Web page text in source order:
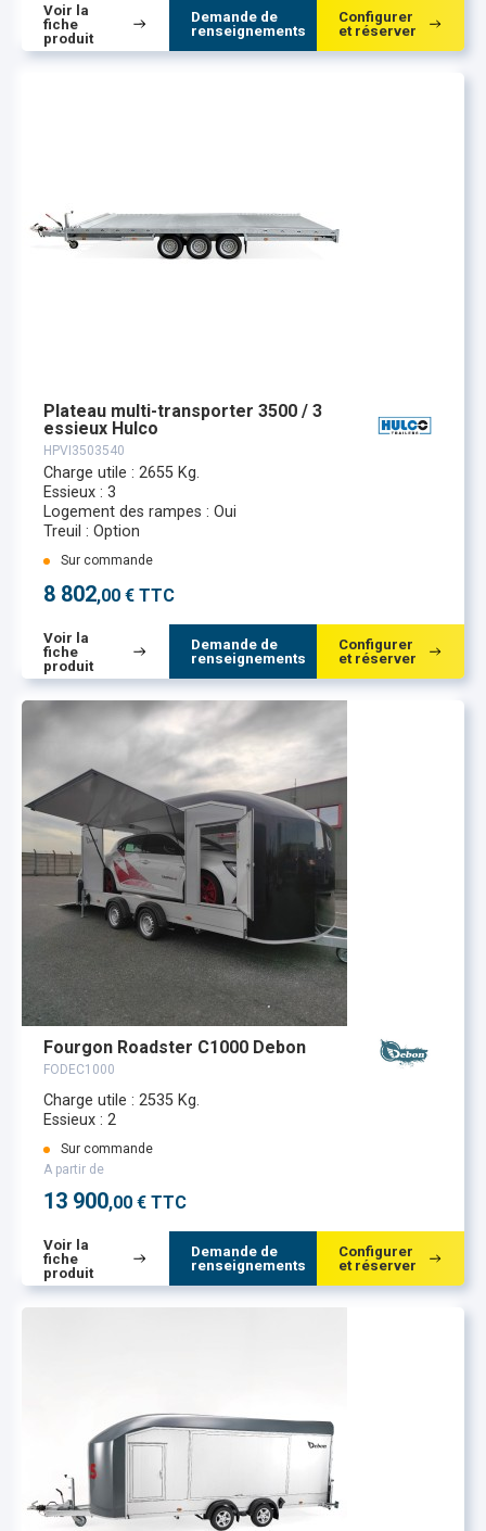
Voir la
fiche
produit
Demande de
renseignements
Configurer
et réserver
Plateau multi-transporter 3500 / 3
essieux Hulco
HPVI3503540
Charge utile : 2655 Kg.
Essieux : 3
Logement des rampes : Oui
Treuil : Option
Sur commande
8 802,00 € TTC
Voir la
fiche
produit
Demande de
renseignements
Configurer
et réserver
Fourgon Roadster C1000 Debon
FODEC1000
Charge utile : 2535 Kg.
Essieux : 2
Sur commande
A partir de
13 900,00 € TTC
Voir la
fiche
produit
Demande de
renseignements
Configurer
et réserver